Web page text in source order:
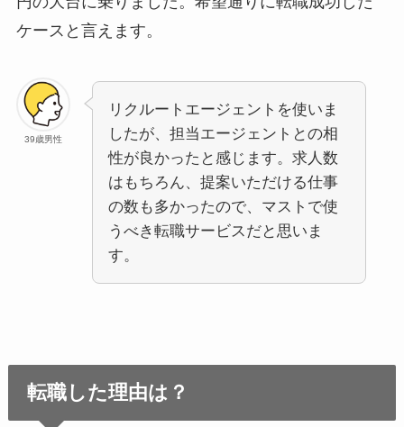
ケースと言えます。
39歳男性
リクルートエージェントを使いま
したが、担当エージェントとの相
性が良かったと感じます。求人数
はもちろん、提案いただける仕事
の数も多かったので、マストで使
うべき転職サービスだと思いま
す。
転職した理由は？